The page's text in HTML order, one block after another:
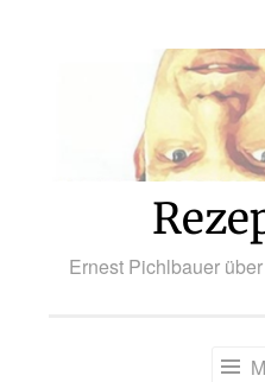
Ernest Pichlbauer